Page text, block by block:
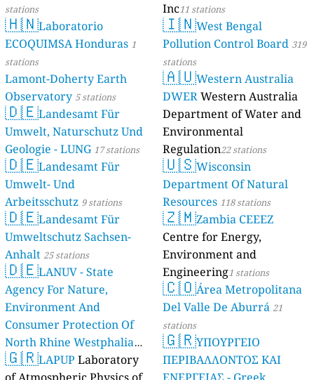
stations
🇭🇳Laboratorio
ECOQUIMSA Honduras 1
stations
Lamont-Doherty Earth
Observatory 5 stations
🇩🇪Landesamt Für
Umwelt, Naturschutz Und
Geologie - LUNG 17 stations
🇩🇪Landesamt Für
Umwelt- Und
Arbeitsschutz 9 stations
🇩🇪Landesamt Für
Umweltschutz Sachsen-
Anhalt 25 stations
🇩🇪LANUV - State
Agency For Nature,
Environment And
Consumer Protection Of
North Rhine Westphalia
(Landesamt Für Natur,
🇬🇷LAPUP Laboratory
Inc11 stations
🇮🇳West Bengal
Pollution Control Board 319
stations
🇦🇺Western Australia
DWERWestern Australia
Department of Water and
Environmental
Regulation22 stations
🇺🇸Wisconsin
Department Of Natural
Resources 118 stations
🇿🇲Zambia CEEEZ
Centre for Energy,
Environment and
Engineering1 stations
🇨🇴Área Metropolitana
Del Valle De Aburrá 21
stations
🇬🇷ΥΠΟΥΡΓΕΙΟ
ΠΕΡΙΒΑΛΛΟΝΤΟΣ ΚΑΙ